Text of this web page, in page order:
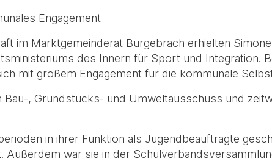
Engagement
im Marktgemeinderat Burgebrach erhielten
des Innern für Sport und Integration.
mit großem Engagement für die kommunale
, Grundstücks- und Umweltausschuss und
in ihrer Funktion als Jugendbeauftragte
Außerdem war sie in der